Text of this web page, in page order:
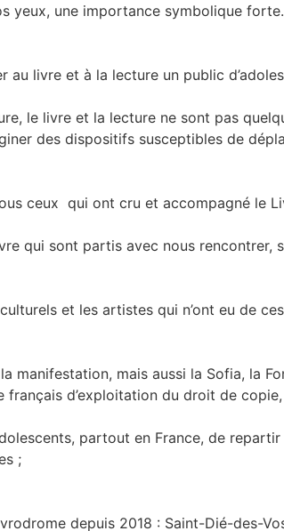
yeux, une importance symbolique
livre et à la lecture un public
le livre et la lecture ne sont pas
des dispositifs susceptibles de
ceux qui ont cru et accompagné le
qui sont partis avec nous rencontrer,
et les artistes qui n’ont eu de
manifestation, mais aussi la Sofia, la
d’exploitation du droit de
partout en France, de
;
depuis 2018 : Saint-Dié-des-